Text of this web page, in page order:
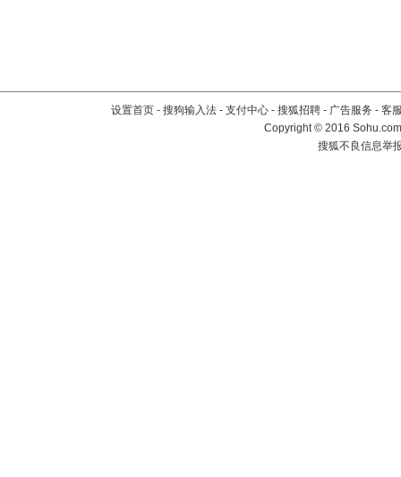
设置首页 - 搜狗输入法 - 支付中心 - 搜狐招聘 - 广告服务 - 客
Copyright©2016
搜狐不良信息举